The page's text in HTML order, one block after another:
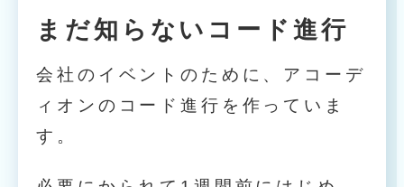
まだ知らないコード進行
会社のイベントのために、アコーデ
ィオンのコード進行を作っていま
す。